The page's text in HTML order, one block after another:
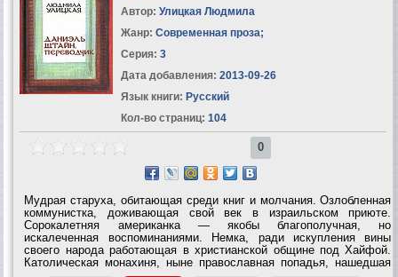
Автор: Улицкая Людмила
Жанр: Современная проза;
Серия: 3
Дата добавления: 2013-09-26
Язык книги: Русский
Кол-во страниц: 104
0
Мудрая старуха, обитающая среди книг и молчания. Озлобленная
коммунистка, доживающая свой век в израильском приюте.
Сорокалетняя американка — якобы благополучная, но
искалеченная воспоминаниями. Немка, ради искупления вины
своего народа работающая в христианской общине под Хайфой.
Католическая монахиня, ныне православная попадья, нашедшая